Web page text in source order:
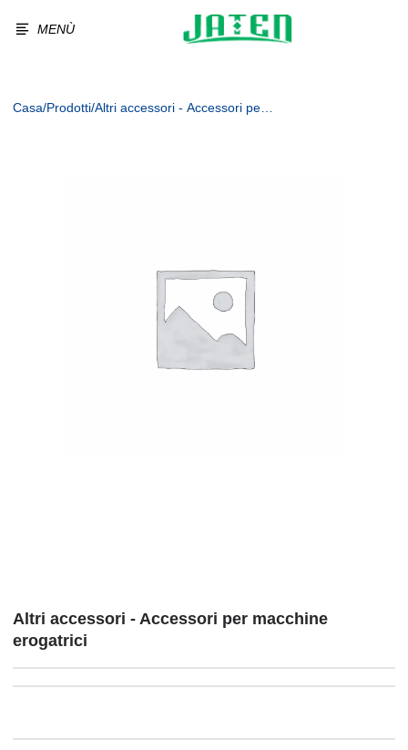
MENÙ
Casa/Prodotti/Altri accessori - Accessori per
Altri accessori - Accessori per macchine
erogatrici